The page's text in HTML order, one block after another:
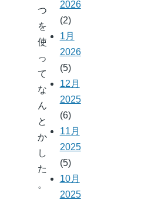
つ
を
使
っ
て
な
ん
と
か
し
た
。
2026
(2)
1月
2026
(5)
12月
2025
(6)
11月
2025
(5)
10月
2025